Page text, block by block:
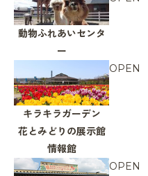
動物ふれあいセンタ
ー
キラキラガーデン
花とみどりの展示館
情報館
OPEN
OPEN